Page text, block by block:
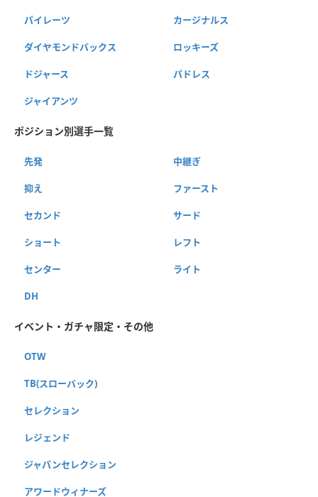
パイレーツ カージナルス
ダイヤモンドバックス ロッキーズ
ドジャース パドレス
ジャイアンツ
ポジション別選手一覧
先発 中継ぎ
抑え ファースト
セカンド サード
ショート レフト
センター ライト
DH
イベント・ガチャ限定・その他
OTW
TB(スローバック)
セレクション
レジェンド
ジャパンセレクション
アワードウィナーズ